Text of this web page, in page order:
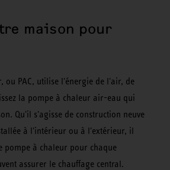
maison pour
ou PAC, utilise l'énergie de l'air, de
la pompe à chaleur air-eau qui
Qu'il s'agisse de construction neuve
à l'intérieur ou à l'extérieur, il
pompe à chaleur pour chaque
assurer le chauffage central.